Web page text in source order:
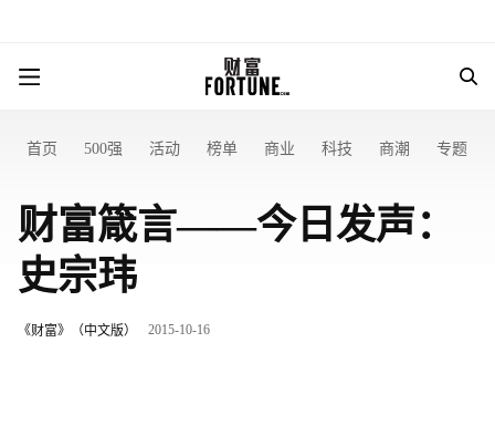
首页 500强 活动 榜单 商业 科技 商潮 专题
财富箴言——今日发声：
史宗玮
《财富》（中文版） 2015-10-16